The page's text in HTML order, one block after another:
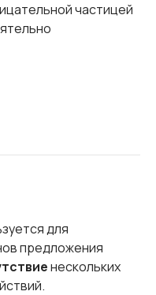
частицей
для
предложения
нескольких